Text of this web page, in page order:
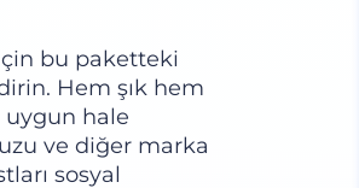
bu paketteki
Hem şık hem
uygun hale
ve diğer marka
sosyal